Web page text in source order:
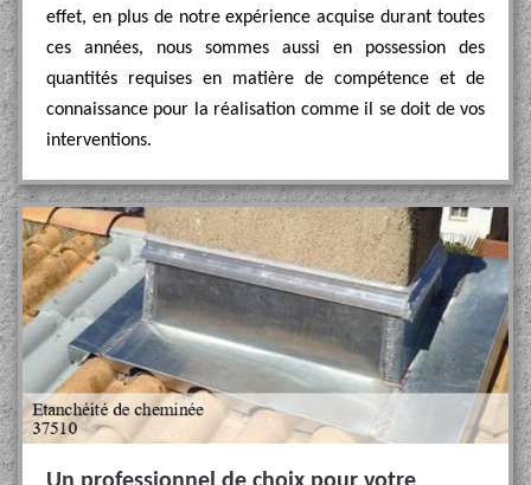
effet, en plus de notre expérience acquise durant toutes
ces années, nous sommes aussi en possession des
quantités requises en matière de compétence et de
connaissance pour la réalisation comme il se doit de vos
interventions.